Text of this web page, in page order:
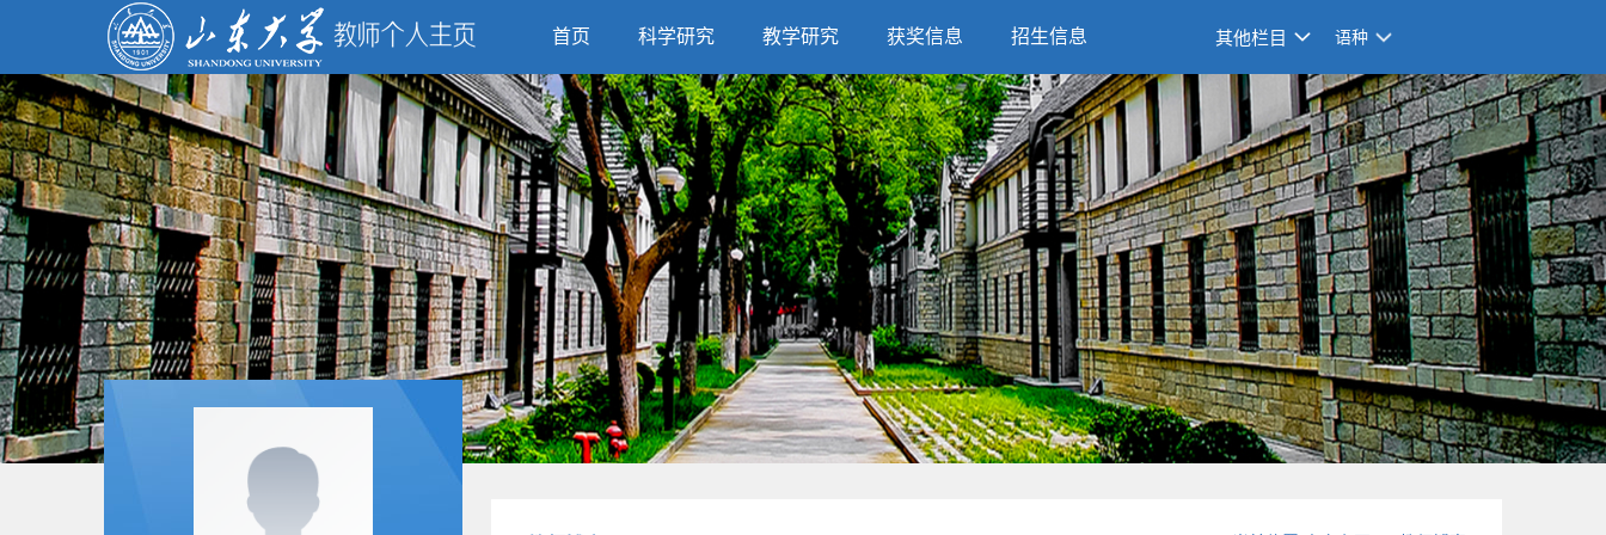
首页 科学研究 教学研究 获奖信息 招生信息 其他栏目 语种